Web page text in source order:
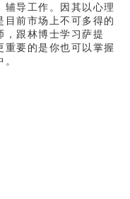
辅导工作。因其以心理
前市场上不可多得的
，跟林博士学习萨提
重要的是你也可以掌握